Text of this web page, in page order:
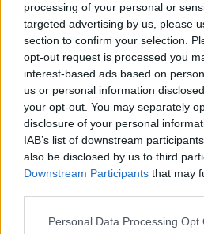
processing of your personal or
targeted advertising by us, please
section to confirm your selection.
opt-out request is processed you
interest-based ads based on
us or personal information
your opt-out. You may separately
disclosure of your personal
IAB’s list of downstream
also be disclosed by us to third
Downstream Participants that may
Personal Data Processing Opt